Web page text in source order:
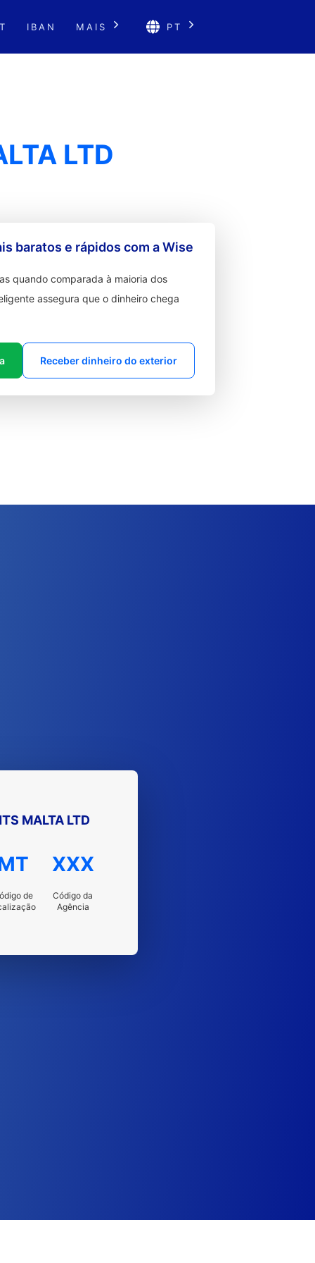
IBAN MAIS PT
LTD
baratos e rápidos com a Wise
quando comparada à maioria dos
assegura que o dinheiro chega
Receber dinheiro do exterior
MALTA LTD
de
XXX
Código da
Agência